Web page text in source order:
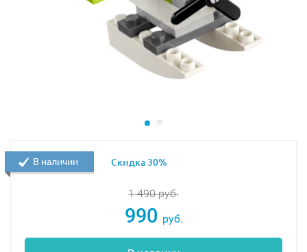
1 490руб.
990 руб.
В наличии Скидка 30%